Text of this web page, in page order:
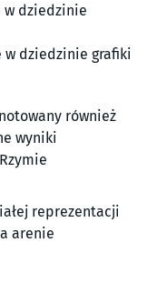
w dziedzinie
w dziedzinie grafiki
również
wyniki
reprezentacji
arenie